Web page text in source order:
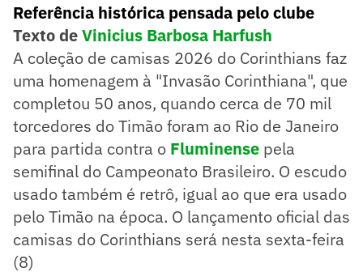
Referência histórica pensada pelo clube
Texto deVinicius Barbosa Harfush
A coleção de camisas 2026 do Corinthians faz
uma homenagem à "Invasão Corinthiana", que
completou 50 anos, quando cerca de 70 mil
torcedores do Timão foram ao Rio de Janeiro
para partida contra o Fluminense pela
semifinal do Campeonato Brasileiro. O escudo
usado também é retrô, igual ao que era usado
pelo Timão na época. O lançamento oficial das
camisas do Corinthians será nesta sexta-feira
(8)